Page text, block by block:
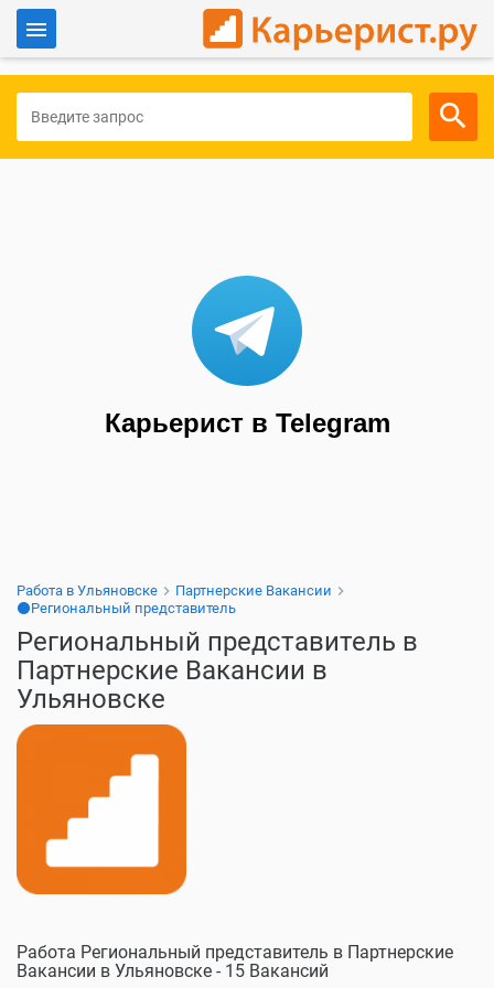
Для работодателей
Карьерист в Telegram
Работа в Ульяновске
Партнерские Вакансии
⚫Региональный представитель
Региональный представитель в
Партнерские Вакансии в
Ульяновске
Работа Региональный представитель в Партнерские
Вакансии в Ульяновске - 15 Вакансий